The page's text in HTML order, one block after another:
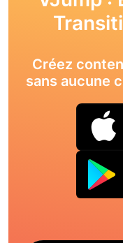
Créez
sans aucune